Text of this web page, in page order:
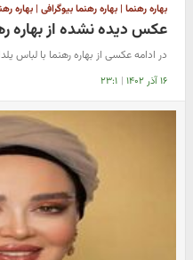
بهاره رهنما | بهاره رهنما بیوگرافی | بهاره
عکس دیده نشده از بهاره
در ادامه عکسی از بهاره رهنما با لباس
۱۶ آذر ۱۴۰۲ | ۲۳:۱